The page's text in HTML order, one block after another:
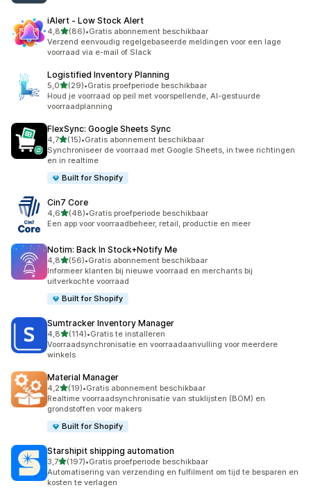
iAlert ‑ Low Stock Alert
4,8van 5 sterren
(86)
86 recensies in totaal
•Gratis abonnement beschikbaar
Verzend eenvoudig regelgebaseerde meldingen voor een lage
voorraad via e-mail of Slack
Logistified Inventory Planning
5,0van 5 sterren
(29)
29 recensies in totaal
•Gratis proefperiode beschikbaar
Houd je voorraad op peil met voorspellende, AI-gestuurde
voorraadplanning
FlexSync: Google Sheets Sync
4,7van 5 sterren
(15)
15 recensies in totaal
•Gratis abonnement beschikbaar
Synchroniseer de voorraad met Google Sheets, in twee richtingen
en in realtime
Built for Shopify
Cin7 Core
4,6van 5 sterren
(48)
48 recensies in totaal
•Gratis proefperiode beschikbaar
Een app voor voorraadbeheer, retail, productie en meer
Notim: Back In Stock+Notify Me
4,8van 5 sterren
(56)
56 recensies in totaal
•Gratis abonnement beschikbaar
Informeer klanten bij nieuwe voorraad en merchants bij
uitverkochte voorraad
Built for Shopify
Sumtracker Inventory Manager
4,8van 5 sterren
(114)
114 recensies in totaal
•Gratis te installeren
Voorraadsynchronisatie en voorraadaanvulling voor meerdere
winkels
Material Manager
4,2van 5 sterren
(19)
19 recensies in totaal
•Gratis abonnement beschikbaar
Realtime voorraadsynchronisatie van stuklijsten (BOM) en
grondstoffen voor makers
Built for Shopify
Starshipit shipping automation
3,7van 5 sterren
(197)
197 recensies in totaal
•Gratis proefperiode beschikbaar
Automatisering van verzending en fulfilment om tijd te besparen en
kosten te verlagen